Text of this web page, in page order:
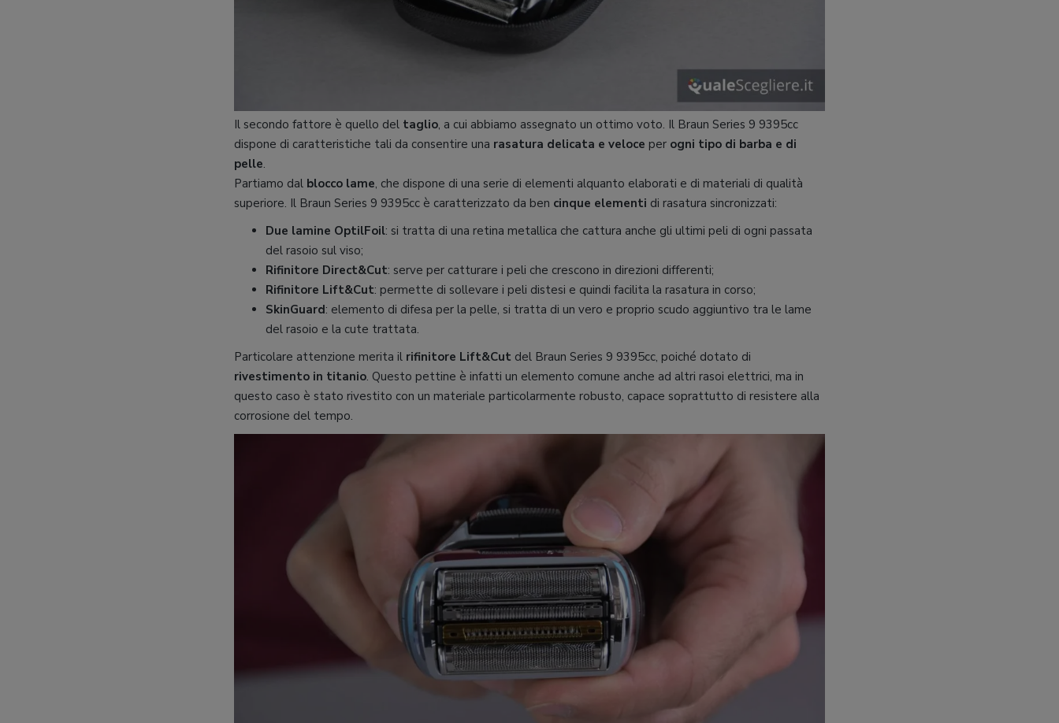
Il secondo fattore è quello del taglio, a cui abbiamo assegnato un ottimo voto. Il Braun Series 9 9395cc
dispone di caratteristiche tali da consentire una rasatura delicata e veloce per ogni tipo di barba e di
pelle.
Partiamo dal blocco lame, che dispone di una serie di elementi alquanto elaborati e di materiali di qualità
superiore. Il Braun Series 9 9395cc è caratterizzato da ben cinque elementi di rasatura sincronizzati:
Due lamine OptilFoil: si tratta di una retina metallica che cattura anche gli ultimi peli di ogni passata
del rasoio sul viso;
Rifinitore Direct&Cut: serve per catturare i peli che crescono in direzioni differenti;
Rifinitore Lift&Cut: permette di sollevare i peli distesi e quindi facilita la rasatura in corso;
SkinGuard: elemento di difesa per la pelle, si tratta di un vero e proprio scudo aggiuntivo tra le lame
del rasoio e la cute trattata.
Particolare attenzione merita il rifinitore Lift&Cut del Braun Series 9 9395cc, poiché dotato di
rivestimento in titanio. Questo pettine è infatti un elemento comune anche ad altri rasoi elettrici, ma in
questo caso è stato rivestito con un materiale particolarmente robusto, capace soprattutto di resistere alla
corrosione del tempo.